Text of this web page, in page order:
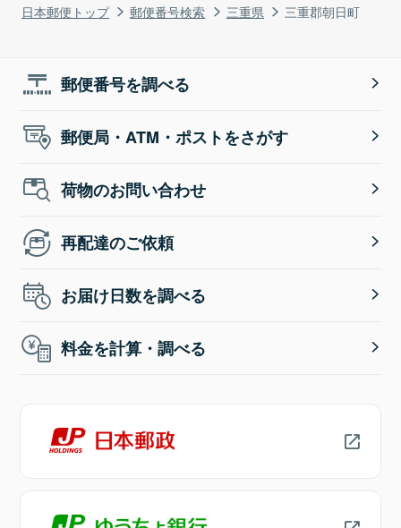
日本郵便トップ 郵便番号検索 三重県 三重郡朝日町
郵便番号を調べる
郵便局・ATM・ポストをさがす
荷物のお問い合わせ
再配達のご依頼
お届け日数を調べる
料金を計算・調べる